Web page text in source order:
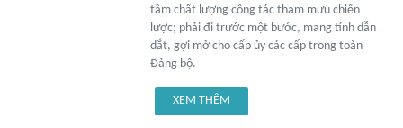
tầm chất lượng công tác tham mưu chiến
lược; phải đi trước một bước, mang tính dẫn
dắt, gợi mở cho cấp ủy các cấp trong toàn
Đảng bộ.
XEM THÊM